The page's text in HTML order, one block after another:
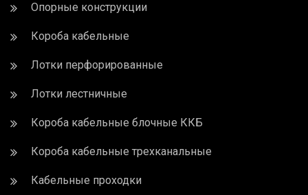
Опорные конструкции
Короба кабельные
Лотки перфорированные
Лотки лестничные
Короба кабельные блочные ККБ
Короба кабельные трехканальные
Кабельные проходки